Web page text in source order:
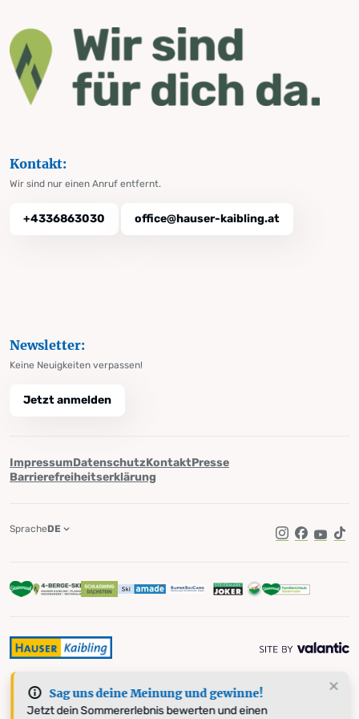
Sag uns deine Meinung und gewinne!
Jetzt dein Sommererlebnis bewerten und einen
Kontakt:
Wir sind nur einen Anruf entfernt.
+4336863030 office@hauser-kaibling.at
Newsletter:
Keine Neuigkeiten verpassen!
Jetzt anmelden
ImpressumDatenschutzKontaktPresse
Barrierefreiheitserklärung
Instagram
Facebook
SpracheDE